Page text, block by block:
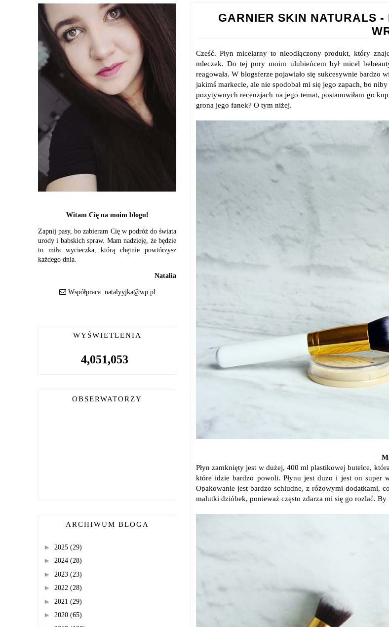
GARNIER SKIN NATURALS
Cześć. Płyn micelarny to nieodłączony produkt, który
mleczek. Do tej pory moim ulubieńcem był micel
reagowała. W blogsferze pojawiało się sukcesywnie bardzo
jakimś markecie, ale nie spodobał mi się jego zapach, bo
pozytywnych recenzjach na jego temat, postanowiłam go
grona jego fanek? O tym niżej.
Płyn zamknięty jest w dużej, 400 ml plastikowej butelce,
które idzie bardzo powoli. Płynu jest dużo i jest on super
Opakowanie jest bardzo schludne, z różowymi dodatkami,
malutki dzióbek, ponieważ często zdarza mi się go rozlać.
Witam Cię na moim blogu!
Zapnij pasy, bo zabieram Cię w podróż do świata
urody i babskich spraw. Mam nadzieję, że będzie
to miła wycieczka, którą chętnie powtórzysz
każdego dnia.
Natalia
Współpraca: natalyyjka@wp.pl
WYŚWIETLENIA
4,051,053
OBSERWATORZY
ARCHIWUM BLOGA
► 2025 (29)
► 2024 (28)
► 2023 (23)
► 2022 (28)
► 2021 (29)
► 2020 (65)